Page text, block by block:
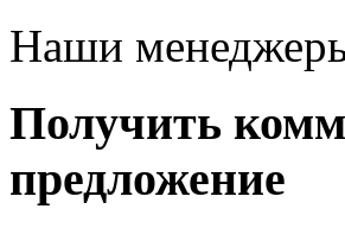
Наши
Получить
предложение